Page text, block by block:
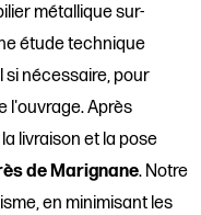
métallique sur-
étude technique
nécessaire, pour
l'ouvrage. Après
livraison et la pose
de Marignane. Notre
en minimisant les